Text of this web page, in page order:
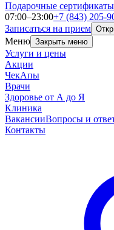
Подарочные сертификаты
07:00–23:00+7 (843) 205-
Записаться на прием
Меню Закрыть меню
Услуги и цены
Акции
ЧекАпы
Врачи
Здоровье от А до Я
Клиника
ВакансииВопросы и
Контакты